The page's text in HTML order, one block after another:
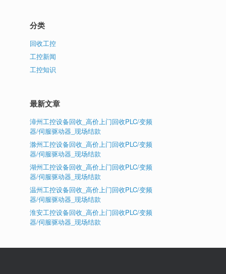
分类
回收工控
工控新闻
工控知识
最新文章
漳州工控设备回收_高价上门回收PLC/变频
器/伺服驱动器_现场结款
滁州工控设备回收_高价上门回收PLC/变频
器/伺服驱动器_现场结款
湖州工控设备回收_高价上门回收PLC/变频
器/伺服驱动器_现场结款
温州工控设备回收_高价上门回收PLC/变频
器/伺服驱动器_现场结款
淮安工控设备回收_高价上门回收PLC/变频
器/伺服驱动器_现场结款